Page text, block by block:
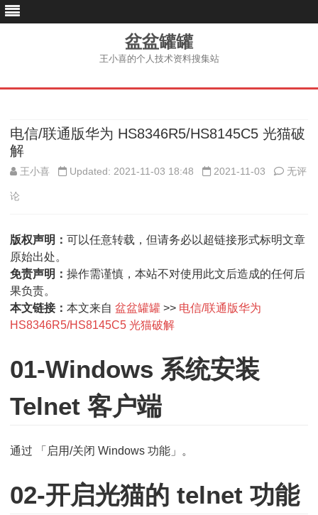
盆盆罐罐
王小喜的个人技术资料搜集站
跳
容
电信/联通版华为 HS8346R5/HS8145C5 光猫破
解
王小喜 Updated: 2021-11-03 18:48 2021-11-03 电
通
版
无评
论
版权声明： 可以任意转载，但请务必以超链接形式标明文章
原始出处。
免责声明： 操作需谨慎，本站不对使用此文后造成的任何后
果负责。
本文链接： 本文来自 盆盆罐罐 >> 电信/联通版华为
HS8346R5/HS8145C5 光猫破解
01-Windows 系统安装
Telnet 客户端
通过 「启用/关闭 Windows 功能」。
02-开启光猫的 telnet 功能